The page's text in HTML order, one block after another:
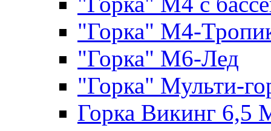
"Горка" М4-
"Горка" М6-Лед
"Горка" Мульти-
Горка Викинг 6,5